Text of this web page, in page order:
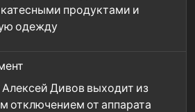
продуктами и
одежду
Дивов выходит из
отключением от аппарата